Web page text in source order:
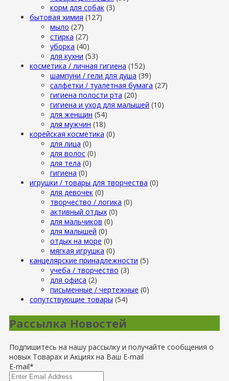
корм для собак (3)
бытовая химия (127)
мыло (27)
стирка (27)
уборка (40)
для кухни (53)
косметика / личная гигиена (152)
шампуни / гели для душа (39)
салфетки / туалетная бумага (27)
гигиена полости рта (20)
гигиена и уход для малышей (10)
для женщин (54)
для мужчин (18)
корейская косметика (0)
для лица (0)
для волос (0)
для тела (0)
гигиена (0)
игрушки / товары для творчества (0)
для девочек (0)
творчество / логика (0)
активный отдых (0)
для мальчиков (0)
для малышей (0)
отдых на море (0)
мягкая игрушка (0)
канцелярские принадлежности (5)
учеба / творчество (3)
для офиса (2)
письменные / чертежные (0)
сопутствующие товары (54)
Рассылка Новостей
Подпишитесь на нашу рассылку и получайте сообщения о
новых Товарах и Акциях на Ваш E-mail
E-mail*